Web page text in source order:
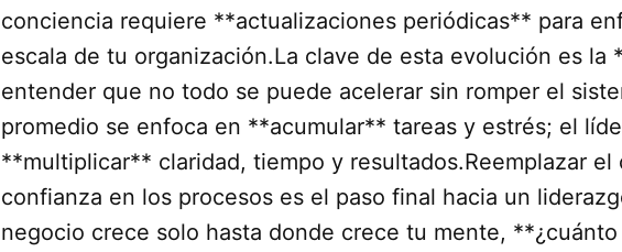
conciencia requiere **actualizaciones periódicas** para
escala de tu organización.La clave de esta evolución es la
entender que no todo se puede acelerar sin romper el
promedio se enfoca en **acumular** tareas y estrés; el
**multiplicar** claridad, tiempo y resultados.Reemplazar el
confianza en los procesos es el paso final hacia un
negocio crece solo hasta donde crece tu mente,